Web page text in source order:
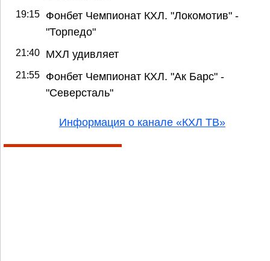
19:15
Фонбет Чемпионат КХЛ. "Локомотив" -
"Торпедо"
21:40 МХЛ удивляет
21:55
Фонбет Чемпионат КХЛ. "Ак Барс" -
"Северсталь"
Информация о канале «КХЛ ТВ»